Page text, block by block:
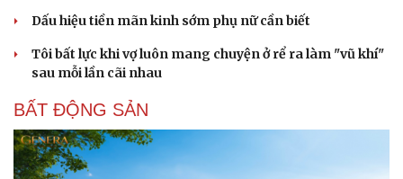
Dấu hiệu tiền mãn kinh sớm phụ nữ cần biết
Tôi bất lực khi vợ luôn mang chuyện ở rể ra làm "vũ khí"
sau mỗi lần cãi nhau
BẤT ĐỘNG SẢN